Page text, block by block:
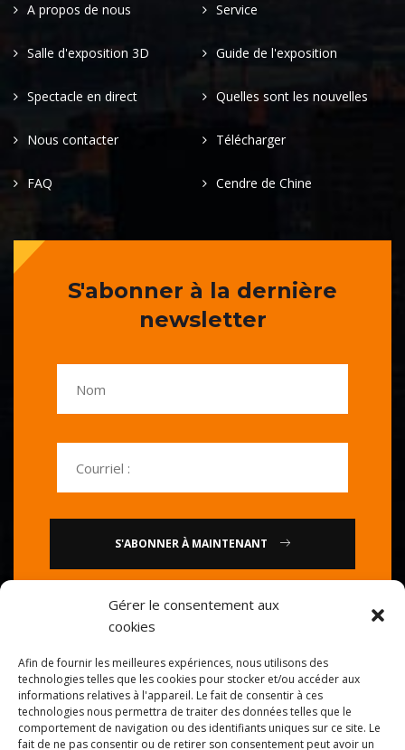
Gérer le consentement aux
cookies
Afin de fournir les meilleures expériences, nous utilisons des
technologies telles que les cookies pour stocker et/ou accéder aux
informations relatives à l'appareil. Le fait de consentir à ces
technologies nous permettra de traiter des données telles que le
comportement de navigation ou des identifiants uniques sur ce site. Le
fait de ne pas consentir ou de retirer son consentement peut avoir un
A propos de nous Service
Salle d'exposition 3D Guide de l'exposition
Spectacle en direct Quelles sont les nouvelles
Nous contacter Télécharger
FAQ Cendre de Chine
S'abonner à la dernière
newsletter
S'ABONNER À MAINTENANT
ou
Appelez-nous : 0086-20-
84739585